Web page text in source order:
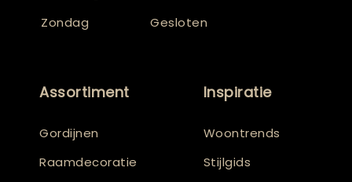
Zondag
Gesloten
Assortiment
Gordijnen
Raamdecoratie
Inspiratie
Woontrends
Stijlgids